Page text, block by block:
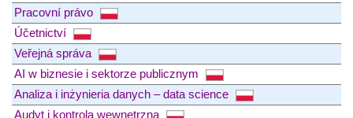
Pracovní právo
Účetnictví
Veřejná správa
AI w biznesie i sektorze publicznym
Analiza i inżynieria danych – data science
Audyt i kontrola wewnętrzna